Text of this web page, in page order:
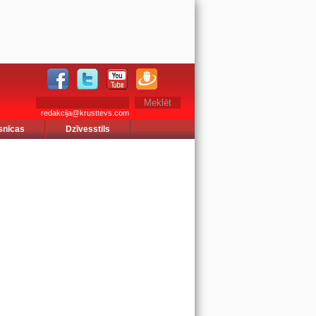
redakcija@krusttevs.com
Dzīvesstils